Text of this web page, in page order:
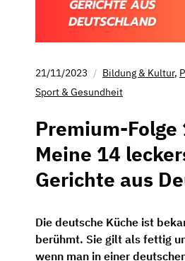
21/11/2023 Bildung & Kultur,
Sport & Gesundheit
Premium-Folge
Meine 14
Gerichte aus
Die deutsche Küche ist
berühmt. Sie gilt als fettig
wenn man in einer